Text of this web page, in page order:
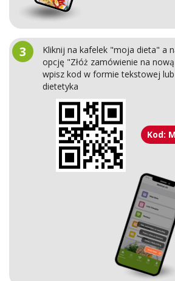
3
Kliknij na kafelek "moja dieta" a
opcję "Złóż zamówienie na
wpisz kod w formie tekstowej
dietetyka
Kod: